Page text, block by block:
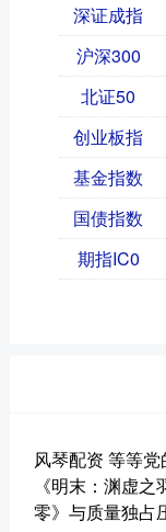
深证成指
沪深300
北证50
创业板指
基金指数
国债指数
期指IC0
风琴配资 等等
《明末：渊虚
零》与质量独占